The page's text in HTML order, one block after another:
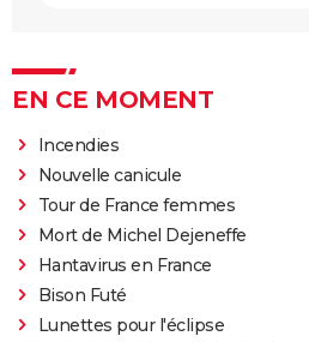
EN CE MOMENT
Incendies
Nouvelle canicule
Tour de France femmes
Mort de Michel Dejeneffe
Hantavirus en France
Bison Futé
Lunettes pour l'éclipse